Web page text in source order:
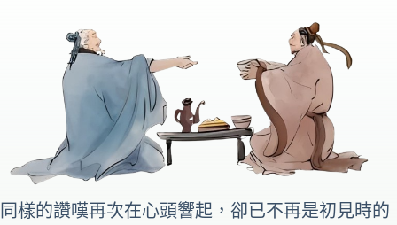
同樣的讚嘆再次在心頭響起，卻已不再是初見時的